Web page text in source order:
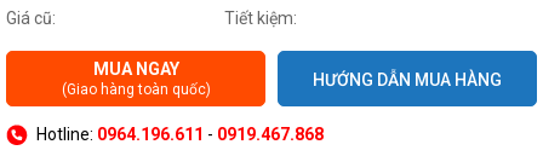
Giá cũ: Tiết kiệm:
MUA NGAY
(Giao hàng toàn quốc) HƯỚNG DẪN MUA HÀNG
Hotline: 0964.196.611 - 0919.467.868